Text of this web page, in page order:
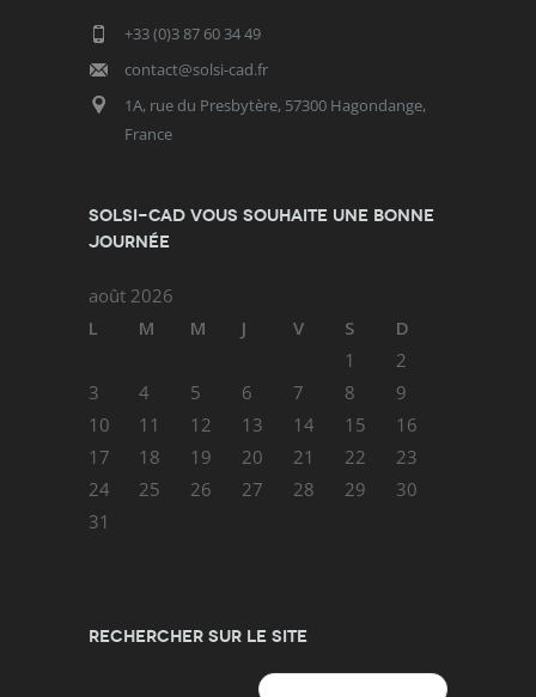
+33 (0)3 87 60 34 49
contact@solsi-cad.fr
1A, rue du Presbytère, 57300 Hagondange,
France
SOLSI-CAD vous souhaite une bonne
journée
août 2026
L
M M J V S
D
1
2
3
4 5 6 7 8
9
10
11 12 13 14 15
16
17
18 19 20 21 22
23
24
25 26 27 28 29
30
31
Rechercher sur le site